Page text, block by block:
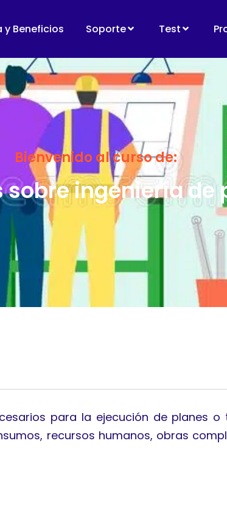
y Beneficios Soporte Test
Bienvenido al curso de:
ingeniería de
para la ejecución de planes
recursos humanos, obras